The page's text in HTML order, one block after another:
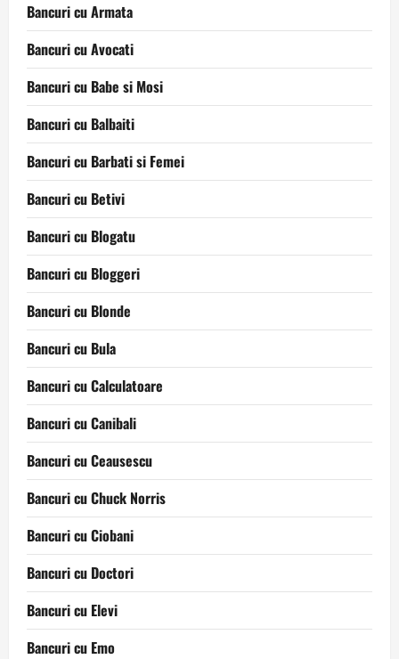
Bancuri cu Armata
Bancuri cu Avocati
Bancuri cu Babe si Mosi
Bancuri cu Balbaiti
Bancuri cu Barbati si Femei
Bancuri cu Betivi
Bancuri cu Blogatu
Bancuri cu Bloggeri
Bancuri cu Blonde
Bancuri cu Bula
Bancuri cu Calculatoare
Bancuri cu Canibali
Bancuri cu Ceausescu
Bancuri cu Chuck Norris
Bancuri cu Ciobani
Bancuri cu Doctori
Bancuri cu Elevi
Bancuri cu Emo